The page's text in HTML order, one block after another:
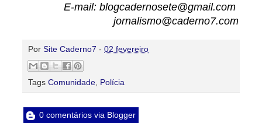
E-mail: blogcadernosete@gmail.com
jornalismo@caderno7.com
Por Site Caderno7 - 02 fevereiro
Tags Comunidade, Polícia
0 comentários via Blogger